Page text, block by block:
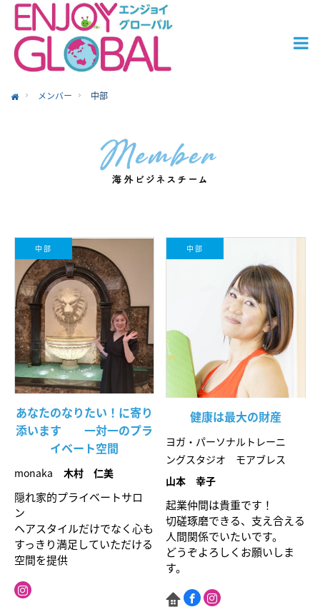
メンバー 中部
中部
あなたのなりたい！に寄り
添います 一対一のプラ
イベート空間
monaka 木村 仁美
隠れ家的プライベートサロ
ン
ヘアスタイルだけでなく心も
すっきり満足していただける
空間を提供
中部
健康は最大の財産
ヨガ・パーソナルトレーニ
ングスタジオ モアブレス
山本 幸子
起業仲間は貴重です！
切磋琢磨できる、支え合える
人間関係でいたいです。
どうぞよろしくお願いしま
す。